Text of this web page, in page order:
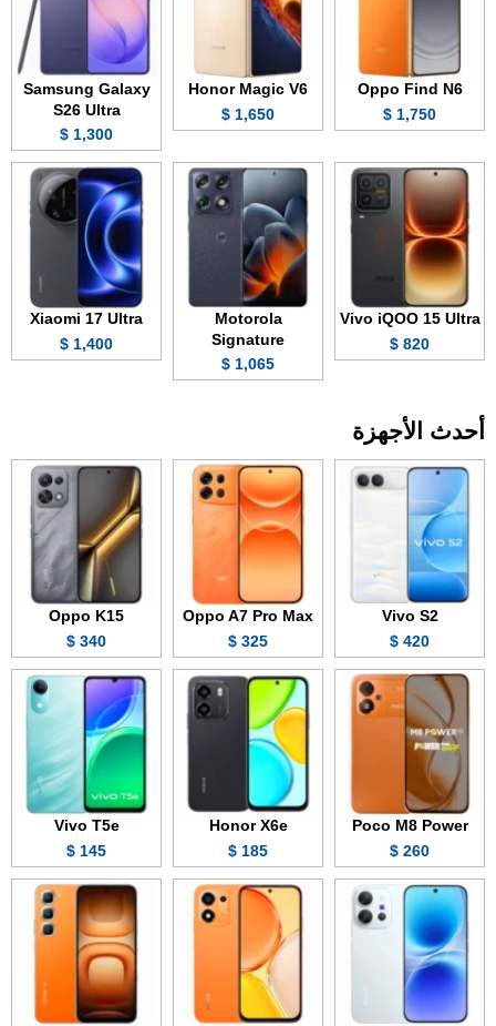
Oppo Find N6
1,750 $
Honor Magic V6
1,650 $
Samsung Galaxy
S26 Ultra
1,300 $
Vivo iQOO 15 Ultra
820 $
Motorola
Signature
1,065 $
Xiaomi 17 Ultra
1,400 $
أحدث الأجهزة
Vivo S2
420 $
Oppo A7 Pro Max
325 $
Oppo K15
340 $
Poco M8 Power
260 $
Honor X6e
185 $
Vivo T5e
145 $